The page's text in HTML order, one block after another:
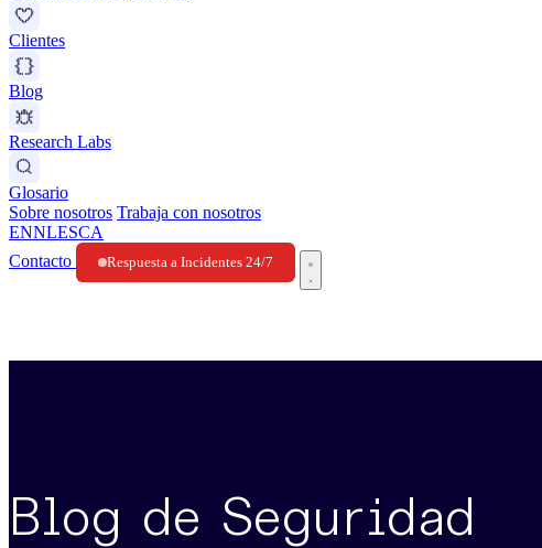
Clientes
Blog
Research Labs
Glosario
Sobre nosotros Trabaja con nosotros
ENNLESCA
Contacto
Respuesta a Incidentes 24/7
Blog de Seguridad